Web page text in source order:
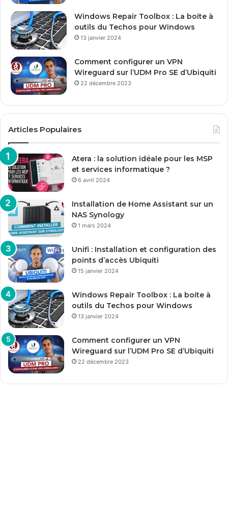
Windows Repair Toolbox : La boite à
outils du Techos pour Windows
13 janvier 2024
Comment configurer un VPN
Wireguard sur l’UDM Pro SE d’Ubiquiti
22 décembre 2023
Articles Populaires
Atera : la solution idéale pour les MSP
et services informatique ?
6 avril 2024
Installation de Home Assistant sur un
NAS Synology
1 mars 2024
Unifi : Installation et configuration des
points d’accès Ubiquiti
15 janvier 2024
Windows Repair Toolbox : La boite à
outils du Techos pour Windows
13 janvier 2024
Comment configurer un VPN
Wireguard sur l’UDM Pro SE d’Ubiquiti
22 décembre 2023